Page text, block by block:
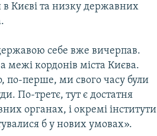
в Києві та низку державних
себе вже вичерпав.
межі кордонів міста Києва.
по-перше, ми свого часу були
По-третє, тут є достатня
органах, і окремі інститути
б у нових умовах».